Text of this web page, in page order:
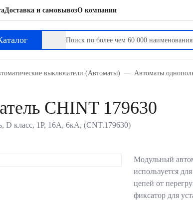
Доставка и самовывозО компании
выключатели (Автоматы) Автоматы
CHINT 179630
D класс, 1P, 16А, 6кА, (CNT.179630)
Модульный
используется
цепей от
фиксатор для